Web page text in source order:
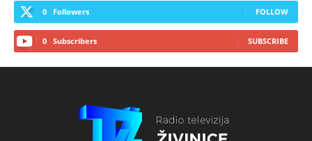
0 Followers FOLLOW
0 Subscribers SUBSCRIBE